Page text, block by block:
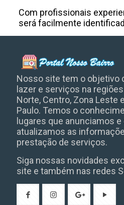
Com profissionais
será facilmente
Nosso site tem o objetivo
lazer e serviços na
Norte, Centro, Zona Leste
Paulo. Temos o
lugares que anunciamos
atualizamos as
prestação de serviços.
Siga nossas novidades
site e também nas redes